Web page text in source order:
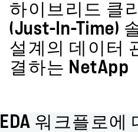
하이브리드 클
(Just-In-Time)
설계의 데이터
결하는 NetApp
EDA 워크플로에